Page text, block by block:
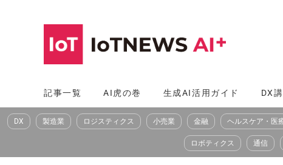
へ
ス
記事一覧 AI虎の巻 生成AI活用ガイド DX
DX 製造業 ロジスティクス 小売業 金融 ヘルスケア・医
ロボティクス 通信